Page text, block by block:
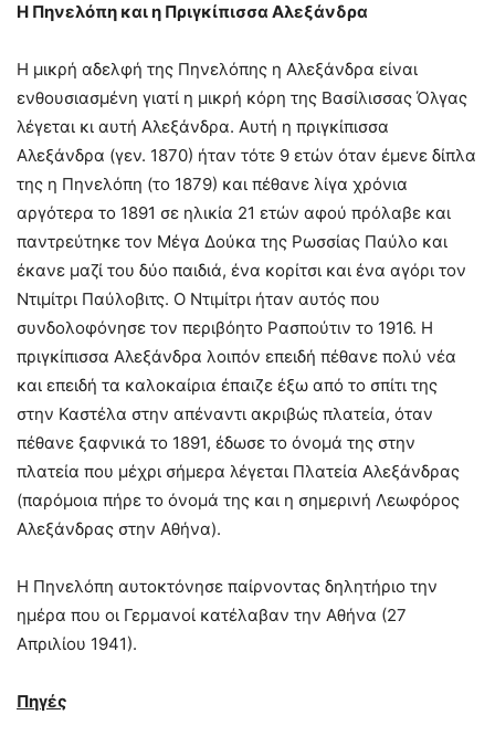
Η Πηνελόπη και η Πριγκίπισσα Αλεξάνδρα
Η μικρή αδελφή της Πηνελόπης η Αλεξάνδρα είναι
ενθουσιασμένη γιατί η μικρή κόρη της Βασίλισσας Όλγας
λέγεται κι αυτή Αλεξάνδρα. Αυτή η πριγκίπισσα
Αλεξάνδρα (γεν. 1870) ήταν τότε 9 ετών όταν έμενε δίπλα
της η Πηνελόπη (το 1879) και πέθανε λίγα χρόνια
αργότερα το 1891 σε ηλικία 21 ετών αφού πρόλαβε και
παντρεύτηκε τον Μέγα Δούκα της Ρωσσίας Παύλο και
έκανε μαζί του δύο παιδιά, ένα κορίτσι και ένα αγόρι τον
Ντιμίτρι Παύλοβιτς. Ο Ντιμίτρι ήταν αυτός που
συνδολοφόνησε τον περιβόητο Ρασπούτιν το 1916. Η
πριγκίπισσα Αλεξάνδρα λοιπόν επειδή πέθανε πολύ νέα
και επειδή τα καλοκαίρια έπαιζε έξω από το σπίτι της
στην Καστέλα στην απέναντι ακριβώς πλατεία, όταν
πέθανε ξαφνικά το 1891, έδωσε το όνομά της στην
πλατεία που μέχρι σήμερα λέγεται Πλατεία Αλεξάνδρας
(παρόμοια πήρε το όνομά της και η σημερινή Λεωφόρος
Αλεξάνδρας στην Αθήνα).
Η Πηνελόπη αυτοκτόνησε παίρνοντας δηλητήριο την
ημέρα που οι Γερμανοί κατέλαβαν την Αθήνα (27
Απριλίου 1941).
Πηγές